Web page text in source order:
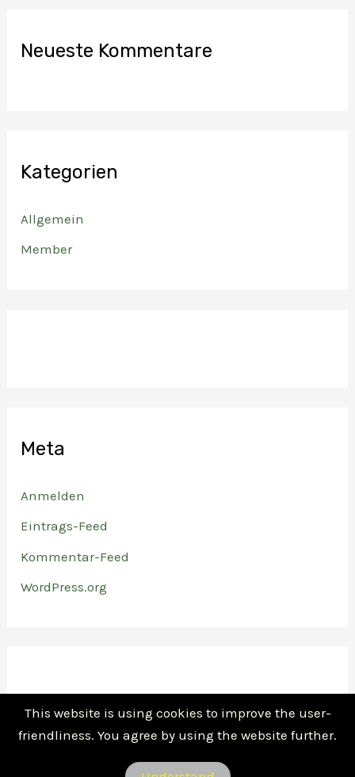
Neueste Kommentare
Kategorien
Allgemein
Member
Meta
Anmelden
Eintrags-Feed
Kommentar-Feed
WordPress.org
Copyright © 2026 Unabhängige Immobilien - Profis für
This website is using cookies to improve the user-
friendliness. You agree by using the website further.